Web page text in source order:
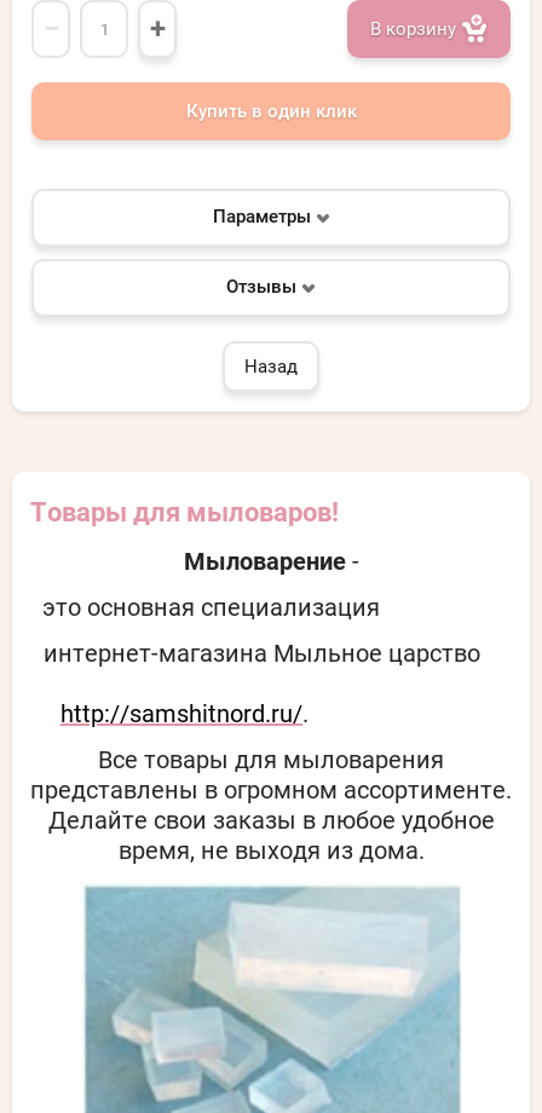
Товары для мыловаров!
Мыловарение-
это основная специализация
интернет-магазина Мыльное царство
http://samshitnord.ru/.
Все товары для мыловарения
представлены в огромном ассортименте.
Делайте свои заказы в любое удобное
время, не выходя из дома.
− + В корзину
Купить в один клик
Параметры
Отзывы
Назад